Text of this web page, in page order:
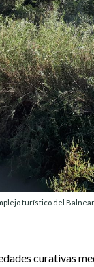
turístico del
curativas